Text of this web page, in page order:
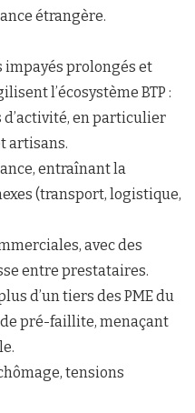
étrangère.
impayés prolongés et
l’écosystème BTP :
en particulier
artisans.
entraînant la
(transport, logistique,
avec des
entre prestataires.
d’un tiers des PME du
pré-faillite, menaçant
tensions